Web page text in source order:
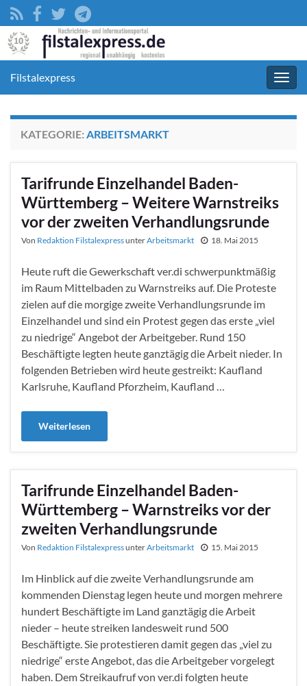
Filstalexpress
KATEGORIE: ARBEITSMARKT
Tarifrunde Einzelhandel Baden-
Württemberg – Weitere Warnstreiks
vor der zweiten Verhandlungsrunde
Von Redaktion FilstalexpressunterArbeitsmarkt 18. Mai 2015
Heute ruft die Gewerkschaft ver.di schwerpunktmäßig
im Raum Mittelbaden zu Warnstreiks auf. Die Proteste
zielen auf die morgige zweite Verhandlungsrunde im
Einzelhandel und sind ein Protest gegen das erste „viel
zu niedrige“ Angebot der Arbeitgeber. Rund 150
Beschäftigte legten heute ganztägig die Arbeit nieder. In
folgenden Betrieben wird heute gestreikt: Kaufland
Karlsruhe, Kaufland Pforzheim, Kaufland …
Weiterlesen
Tarifrunde Einzelhandel Baden-
Württemberg – Warnstreiks vor der
zweiten Verhandlungsrunde
Von Redaktion FilstalexpressunterArbeitsmarkt 15. Mai 2015
Im Hinblick auf die zweite Verhandlungsrunde am
kommenden Dienstag legen heute und morgen mehrere
hundert Beschäftigte im Land ganztägig die Arbeit
nieder – heute streiken landesweit rund 500
Beschäftigte. Sie protestieren damit gegen das „viel zu
niedrige“ erste Angebot, das die Arbeitgeber vorgelegt
haben. Dem Streikaufruf von ver.di folgten heute